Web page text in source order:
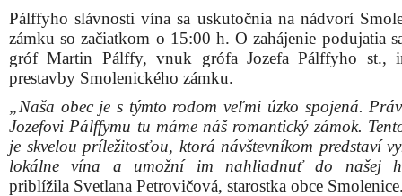
Pálffyho slávnosti vína sa uskutočnia na nádvorí
zámku so začiatkom o 15:00 h. O zahájenie podujatia
gróf Martin Pálffy, vnuk grófa Jozefa Pálffyho st.,
prestavby Smolenického zámku.
„Naša obec je s týmto rodom veľmi úzko spojená.
Jozefovi Pálffymu tu máme náš romantický zámok.
je skvelou príležitosťou, ktorá návštevníkom predstaví
lokálne vína a umožní im nahliadnuť do našej
priblížila Svetlana Petrovičová, starostka obce